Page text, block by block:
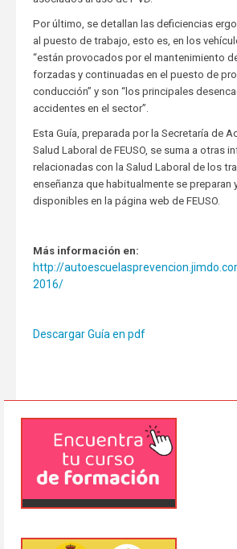
Por último, se detallan las deficiencias
al puesto de trabajo, esto es, en los
“están provocados por el mantenimiento
forzadas y continuadas en el puesto de
conducción” y son “los principales
accidentes en el sector”.
Esta Guía, preparada por la Secretaría de
Salud Laboral de FEUSO, se suma a otras
relacionadas con la Salud Laboral de los
enseñanza que habitualmente se preparan
disponibles en la página web de FEUSO.
Más información en:
http://
2016/
Descargar Guía en pdf